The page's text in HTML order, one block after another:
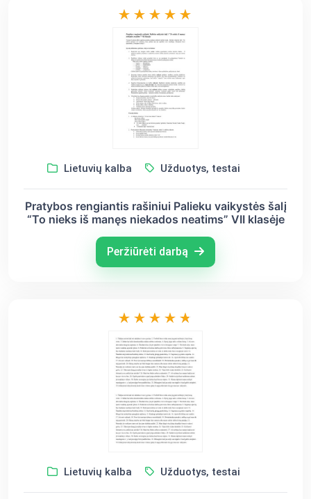
Lietuvių kalba Užduotys, testai
Pratybos rengiantis rašiniui Palieku vaikystės šalį
“To nieks iš manęs niekados neatims” VII klasėje
Peržiūrėti darbą
Lietuvių kalba Užduotys, testai